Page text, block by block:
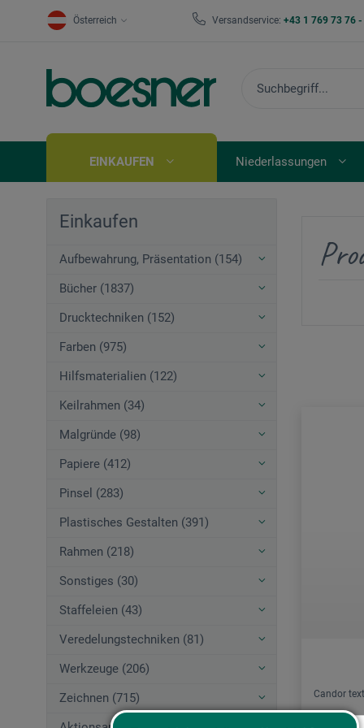
Österreich Versandservice: +43 1 769 73 76
EINKAUFEN Niederlassungen
Einkaufen
Aufbewahrung, Präsentation (154)
Bücher (1837)
Drucktechniken (152)
Farben (975)
Hilfsmaterialien (122)
Keilrahmen (34)
Malgründe (98)
Papiere (412)
Pinsel (283)
Plastisches Gestalten (391)
Rahmen (218)
Sonstiges (30)
Staffeleien (43)
Veredelungstechniken (81)
Werkzeuge (206)
Zeichnen (715)
Candor